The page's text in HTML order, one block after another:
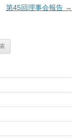
第45回理事会報告 →